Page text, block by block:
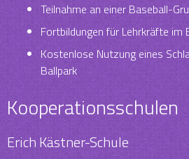
Teilnahme an einer Baseball-
Fortbildungen für Lehrkräfte im
Kostenlose Nutzung eines
Ballpark
Kooperationsschulen
Erich Kästner-Schule